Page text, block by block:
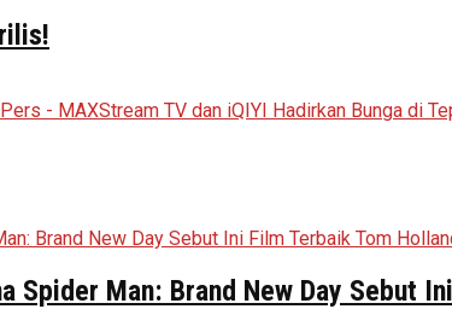
Spider Man: Brand New Day Sebut